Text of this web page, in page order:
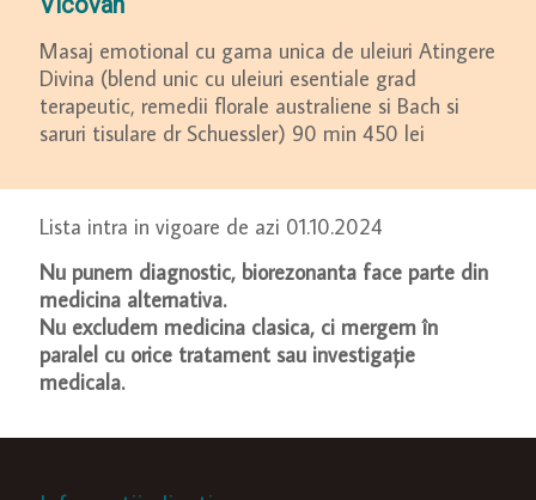
Masaj emotional cu gama unica de uleiuri Atingere
Divina (blend unic cu uleiuri esentiale grad
terapeutic, remedii florale australiene si Bach si
saruri tisulare dr Schuessler) 90 min 450 lei
Lista intra in vigoare de azi 01.10.2024
Nu punem diagnostic, biorezonanta face parte din
medicina alternativa.
Nu excludem medicina clasica, ci mergem în
paralel cu orice tratament sau investigație
medicala.